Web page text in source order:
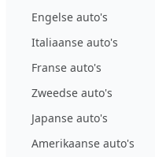
Engelse auto's
Italiaanse auto's
Franse auto's
Zweedse auto's
Japanse auto's
Amerikaanse auto's